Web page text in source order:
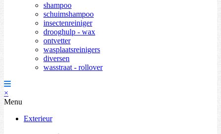
shampoo
schuimshampoo
insectenreiniger
drooghulp - wax
ontvetter
wasplaatsreinigers
diversen
wasstraat - rollover
×
Menu
Exterieur